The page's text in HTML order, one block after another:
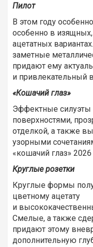
Пилот
В этом году
особенно в
ацетатных
заметные
придают ему
и привлекательный
«Кошачий глаз»
Эффектные силуэты
поверхностями,
отделкой, а также
узорными
«кошачий глаз» 2026
Круглые розетки
Круглые формы
цветному ацетату
и
Смелые, а также
придают этому
дополнительную